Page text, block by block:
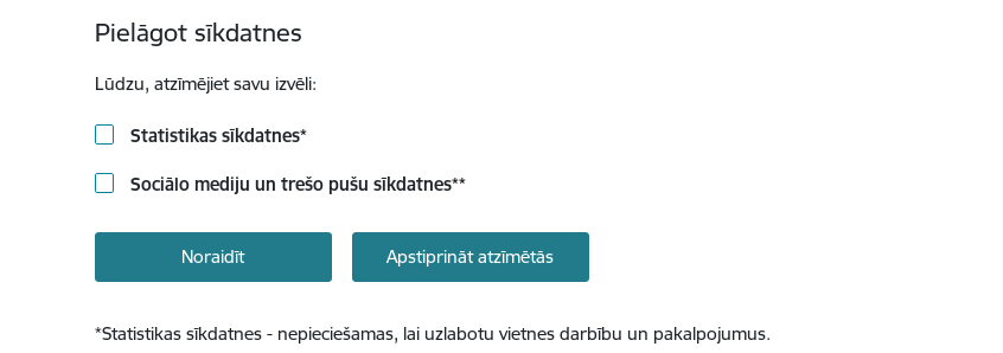
Pielāgot sīkdatnes
Lūdzu, atzīmējiet savu izvēli:
Statistikas sīkdatnes*
Sociālo mediju un trešo pušu sīkdatnes**
Noraidīt Apstiprināt atzīmētās
*Statistikas sīkdatnes - nepieciešamas, lai uzlabotu vietnes darbību un pakalpojumus.